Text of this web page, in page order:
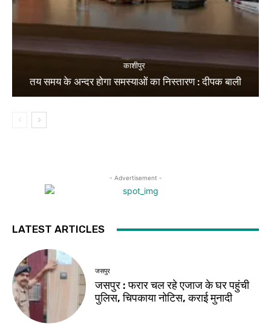
काशीपुर
तय समय के अन्दर होगा समस्याओं का निस्तारण : दीपक बाली
- Advertisement -
LATEST ARTICLES
जसपुर
जसपुर : फरार चल रहे एजाज के घर पहुंची
पुलिस, चिपकाया नोटिस, कराई मुनादी